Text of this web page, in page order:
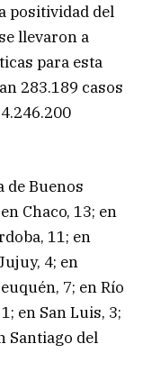
positividad del
llevaron a
para esta
283.189 casos
de Buenos
Chaco, 13; en
11; en
4; en
7; en Río
en San Luis, 3;
Santiago del